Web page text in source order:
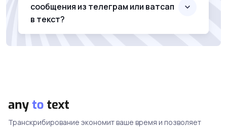
сообщения из телеграм или ватсап
в текст?
Транскрибирование экономит ваше время и позволяет